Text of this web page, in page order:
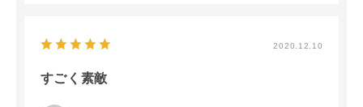
2020.12.10
すごく素敵